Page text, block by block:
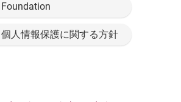
Foundation
個人情報保護に関する方針